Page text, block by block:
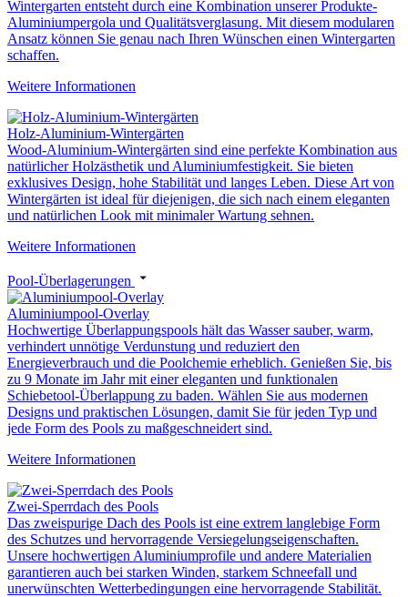
Wintergarten entsteht durch eine Kombination unserer Produkte-
Aluminiumpergola und Qualitätsverglasung. Mit diesem modularen
Ansatz können Sie genau nach Ihren Wünschen einen Wintergarten
schaffen.
Weitere Informationen
Holz-Aluminium-Wintergärten
Wood-Aluminium-Wintergärten sind eine perfekte Kombination aus
natürlicher Holzästhetik und Aluminiumfestigkeit. Sie bieten
exklusives Design, hohe Stabilität und langes Leben. Diese Art von
Wintergärten ist ideal für diejenigen, die sich nach einem eleganten
und natürlichen Look mit minimaler Wartung sehnen.
Weitere Informationen
Pool-Überlagerungen
Aluminiumpool-Overlay
Hochwertige Überlappungspools hält das Wasser sauber, warm,
verhindert unnötige Verdunstung und reduziert den
Energieverbrauch und die Poolchemie erheblich. Genießen Sie, bis
zu 9 Monate im Jahr mit einer eleganten und funktionalen
Schiebetool-Überlappung zu baden. Wählen Sie aus modernen
Designs und praktischen Lösungen, damit Sie für jeden Typ und
jede Form des Pools zu maßgeschneidert sind.
Weitere Informationen
Zwei-Sperrdach des Pools
Das zweispurige Dach des Pools ist eine extrem langlebige Form
des Schutzes und hervorragende Versiegelungseigenschaften.
Unsere hochwertigen Aluminiumprofile und andere Materialien
garantieren auch bei starken Winden, starkem Schneefall und
unerwünschten Wetterbedingungen eine hervorragende Stabilität.